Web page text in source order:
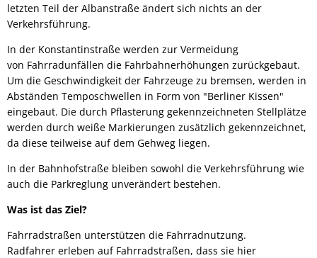
letzten Teil der Albanstraße ändert sich nichts an der
Verkehrsführung.
In der Konstantinstraße werden zur Vermeidung
von Fahrradunfällen die Fahrbahnerhöhungen zurückgebaut.
Um die Geschwindigkeit der Fahrzeuge zu bremsen, werden in
Abständen Temposchwellen in Form von "Berliner Kissen"
eingebaut. Die durch Pflasterung gekennzeichneten Stellplätze
werden durch weiße Markierungen zusätzlich gekennzeichnet,
da diese teilweise auf dem Gehweg liegen.
In der Bahnhofstraße bleiben sowohl die Verkehrsführung wie
auch die Parkreglung unverändert bestehen.
Was ist das Ziel?
Fahrradstraßen unterstützen die Fahrradnutzung.
Radfahrer erleben auf Fahrradstraßen, dass sie hier